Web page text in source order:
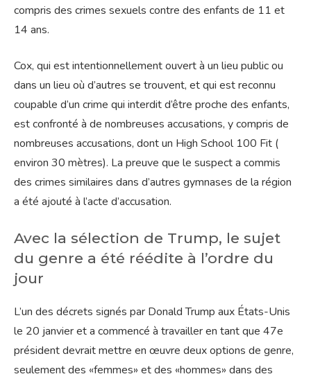
compris des crimes sexuels contre des enfants de 11 et
14 ans.
Cox, qui est intentionnellement ouvert à un lieu public ou
dans un lieu où d’autres se trouvent, et qui est reconnu
coupable d’un crime qui interdit d’être proche des enfants,
est confronté à de nombreuses accusations, y compris de
nombreuses accusations, dont un High School 100 Fit (
environ 30 mètres). La preuve que le suspect a commis
des crimes similaires dans d’autres gymnases de la région
a été ajouté à l’acte d’accusation.
Avec la sélection de Trump, le sujet
du genre a été réédite à l’ordre du
jour
L’un des décrets signés par Donald Trump aux États-Unis
le 20 janvier et a commencé à travailler en tant que 47e
président devrait mettre en œuvre deux options de genre,
seulement des «femmes» et des «hommes» dans des